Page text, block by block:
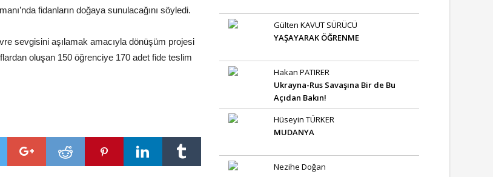
fidanların doğaya sunulacağını söyledi.
sevgisini aşılamak amacıyla dönüşüm projesi
oluşan 150 öğrenciye 170 adet fide teslim
Gülten KAVUT SÜRÜCÜ
YAŞAYARAK ÖĞRENME
Hakan PATIRER
Ukrayna-Rus Savaşına Bir de Bu
Açıdan Bakın!
Hüseyin TÜRKER
MUDANYA
Nezihe Doğan